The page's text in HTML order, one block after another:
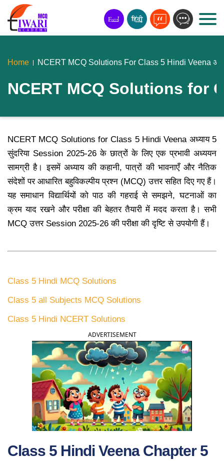
Home NCERT MCQ Solutions For Class 5 Hindi Veena
NCERT MCQ Solutions for
NCERT MCQ Solutions for Class 5 Hindi Veena अध्याय 5
सुंदरिया Session 2025-26 के छात्रों के लिए एक प्रभावी अध्ययन
सामग्री है। इसमें अध्याय की कहानी, पात्रों की भावनाएँ और नैतिक
संदेशों पर आधारित बहुविकल्पीय प्रश्न (MCQ) उत्तर सहित दिए गए हैं।
यह समाधान विद्यार्थियों को पाठ की गहराई से समझने, घटनाओं का
क्रम याद रखने और परीक्षा की बेहतर तैयारी में मदद करता है। सभी
MCQ उत्तर Session 2025-26 की परीक्षा की दृष्टि से उपयोगी हैं।
Class 5 Hindi MCQ Solutions
Class 5 all Subjects MCQ Solutions
Class 5 Hindi NCERT Solutions
ADVERTISEMENT
Class 5 Hindi Veena Chapter 5